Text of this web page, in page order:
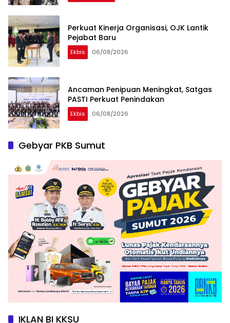
Perkuat Kinerja Organisasi, OJK Lantik
Pejabat Baru
Ekbis 06/08/2026
Ancaman Penipuan Meningkat, Satgas
PASTI Perkuat Penindakan
Ekbis 06/08/2026
Gebyar PKB Sumut
IKLAN BI KKSU